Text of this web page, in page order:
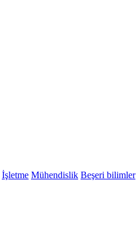
İşletme Mühendislik Beşeri bilimler